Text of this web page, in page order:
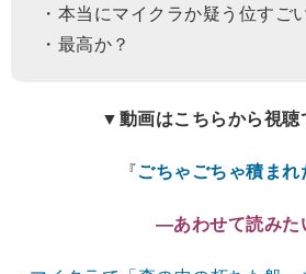
・本当にマイクラか疑う位すご
・最高か？
▼動画はこちらから視
『ごちゃごちゃ積まれ
―あわせて読み